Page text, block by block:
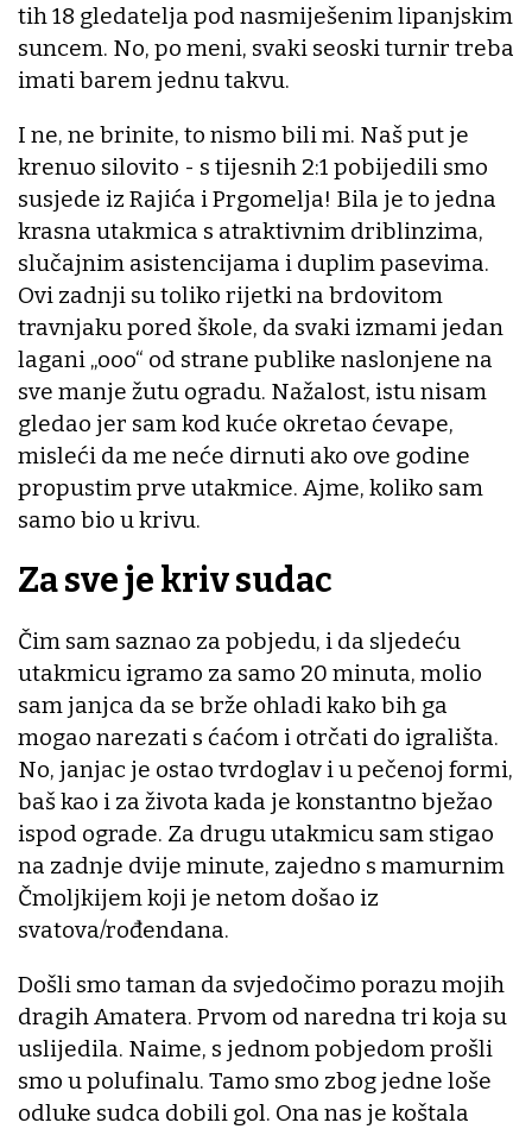
tih 18 gledatelja pod nasmiješenim lipanjskim
suncem. No, po meni, svaki seoski turnir treba
imati barem jednu takvu.
I ne, ne brinite, to nismo bili mi. Naš put je
krenuo silovito - s tijesnih 2:1 pobijedili smo
susjede iz Rajića i Prgomelja! Bila je to jedna
krasna utakmica s atraktivnim driblinzima,
slučajnim asistencijama i duplim pasevima.
Ovi zadnji su toliko rijetki na brdovitom
travnjaku pored škole, da svaki izmami jedan
lagani „ooo“ od strane publike naslonjene na
sve manje žutu ogradu. Nažalost, istu nisam
gledao jer sam kod kuće okretao ćevape,
misleći da me neće dirnuti ako ove godine
propustim prve utakmice. Ajme, koliko sam
samo bio u krivu.
Za sve je kriv sudac
Čim sam saznao za pobjedu, i da sljedeću
utakmicu igramo za samo 20 minuta, molio
sam janjca da se brže ohladi kako bih ga
mogao narezati s ćaćom i otrčati do igrališta.
No, janjac je ostao tvrdoglav i u pečenoj formi,
baš kao i za života kada je konstantno bježao
ispod ograde. Za drugu utakmicu sam stigao
na zadnje dvije minute, zajedno s mamurnim
Čmoljkijem koji je netom došao iz
svatova/rođendana.
Došli smo taman da svjedočimo porazu mojih
dragih Amatera. Prvom od naredna tri koja su
uslijedila. Naime, s jednom pobjedom prošli
smo u polufinalu. Tamo smo zbog jedne loše
odluke sudca dobili gol. Ona nas je koštala